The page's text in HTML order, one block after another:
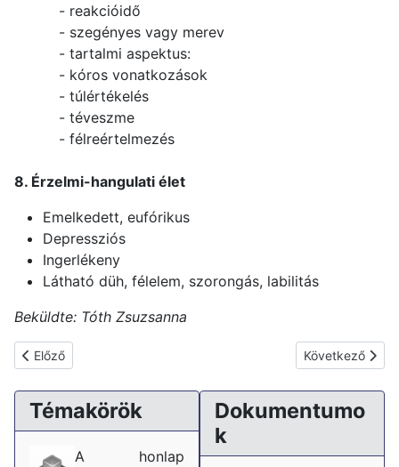
- reakcióidő
- szegényes vagy merev
- tartalmi aspektus:
- kóros vonatkozások
- túlértékelés
- téveszme
- félreértelmezés
8. Érzelmi-hangulati élet
Emelkedett, eufórikus
Depressziós
Ingerlékeny
Látható düh, félelem, szorongás, labilitás
Beküldte: Tóth Zsuzsanna
Előző cikk: Képességfejlesztés nyáron is
Előző Következő
Következő
Témakörök
A honlap
Dokumentumo
k